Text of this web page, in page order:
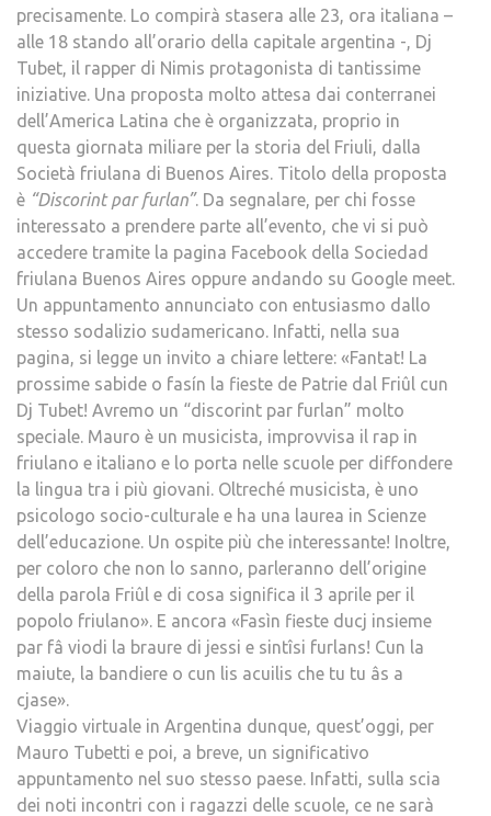
precisamente. Lo compirà stasera alle 23, ora italiana –
alle 18 stando all’orario della capitale argentina -, Dj
Tubet, il rapper di Nimis protagonista di tantissime
iniziative. Una proposta molto attesa dai conterranei
dell’America Latina che è organizzata, proprio in
questa giornata miliare per la storia del Friuli, dalla
Società friulana di Buenos Aires. Titolo della proposta
è “Discorint par furlan”. Da segnalare, per chi fosse
interessato a prendere parte all’evento, che vi si può
accedere tramite la pagina Facebook della Sociedad
friulana Buenos Aires oppure andando su Google meet.
Un appuntamento annunciato con entusiasmo dallo
stesso sodalizio sudamericano. Infatti, nella sua
pagina, si legge un invito a chiare lettere: «Fantat! La
prossime sabide o fasín la fieste de Patrie dal Friûl cun
Dj Tubet! Avremo un “discorint par furlan” molto
speciale. Mauro è un musicista, improvvisa il rap in
friulano e italiano e lo porta nelle scuole per diffondere
la lingua tra i più giovani. Oltreché musicista, è uno
psicologo socio-culturale e ha una laurea in Scienze
dell’educazione. Un ospite più che interessante! Inoltre,
per coloro che non lo sanno, parleranno dell’origine
della parola Friûl e di cosa significa il 3 aprile per il
popolo friulano». E ancora «Fasìn fieste ducj insieme
par fâ viodi la braure di jessi e sintîsi furlans! Cun la
maiute, la bandiere o cun lis acuilis che tu tu âs a
cjase».
Viaggio virtuale in Argentina dunque, quest’oggi, per
Mauro Tubetti e poi, a breve, un significativo
appuntamento nel suo stesso paese. Infatti, sulla scia
dei noti incontri con i ragazzi delle scuole, ce ne sarà